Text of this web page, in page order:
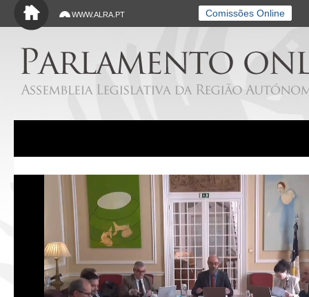
Saltar para o conteúdo principal
WWW.ALRA.PT Comissões Online